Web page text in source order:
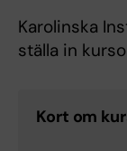
Karolinska
ställa in
Kort om